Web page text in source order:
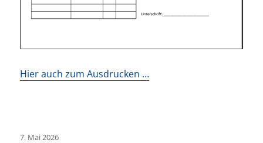
Hier auch zum Ausdrucken …
Veröffentlicht
7. Mai 2026